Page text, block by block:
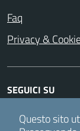
Faq
Privacy &
SEGUICI SU
Facebook
Questo sito